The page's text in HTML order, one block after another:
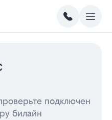
подключен
билайн